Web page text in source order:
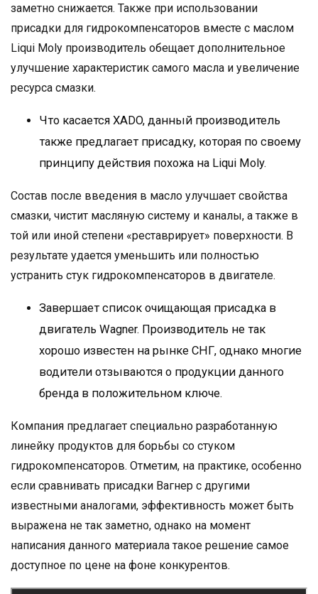
заметно снижается. Также при использовании
присадки для гидрокомпенсаторов вместе с маслом
Liqui Moly производитель обещает дополнительное
улучшение характеристик самого масла и увеличение
ресурса смазки.
Что касается XADO, данный производитель
также предлагает присадку, которая по своему
принципу действия похожа на Liqui Moly.
Состав после введения в масло улучшает свойства
смазки, чистит масляную систему и каналы, а также в
той или иной степени «реставрирует» поверхности. В
результате удается уменьшить или полностью
устранить стук гидрокомпенсаторов в двигателе.
Завершает список очищающая присадка в
двигатель Wagner. Производитель не так
хорошо известен на рынке СНГ, однако многие
водители отзываются о продукции данного
бренда в положительном ключе.
Компания предлагает специально разработанную
линейку продуктов для борьбы со стуком
гидрокомпенсаторов. Отметим, на практике, особенно
если сравнивать присадки Вагнер с другими
известными аналогами, эффективность может быть
выражена не так заметно, однако на момент
написания данного материала такое решение самое
доступное по цене на фоне конкурентов.